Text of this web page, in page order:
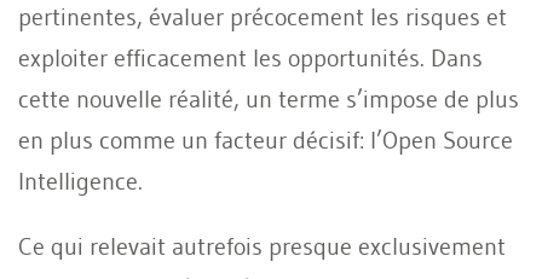
pertinentes, évaluer précocement les risques et
exploiter efficacement les opportunités. Dans
cette nouvelle réalité, un terme s’impose de plus
en plus comme un facteur décisif: l’Open Source
Intelligence.
Ce qui relevait autrefois presque exclusivement